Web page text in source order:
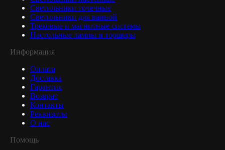
Светильники точечные
Светильники для ванной
Трековые и магнитные системы
Настольные лампы и торшеры
Информация
Оплата
Доставка
Гарантия
Возврат
Контакты
Реквизиты
О нас
Помощь